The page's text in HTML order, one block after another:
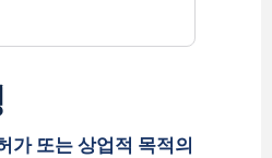
가 또는 상업적 목적의